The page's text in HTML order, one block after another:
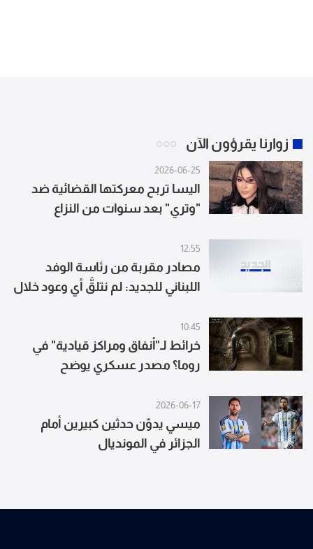
زوارنا يقرؤون الآن
2026-06-25
اليسا تربح معركتها القضائية ضد
"وتري" بعد سنوات من النزاع
12:55
مصادر مقربة من رئاسة الوفد
اللبناني للجديد: لم نتلقَّ أي وعود خلال
استياءنا
10:45
خرائط لـ"أنفاق ومراكز قيادية" في
روما؟ مصدر عسكري يوضح
2026-06-17
ميسي يدوّن حدثين كبيرين أمام
الجزائر في المونديال